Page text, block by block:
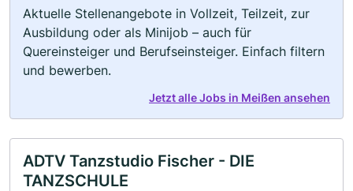
Aktuelle Stellenangebote in Vollzeit, Teilzeit, zur
Ausbildung oder als Minijob – auch für
Quereinsteiger und Berufseinsteiger. Einfach filtern
und bewerben.
Jetzt alle Jobs in Meißen ansehen
ADTV Tanzstudio Fischer - DIE
TANZSCHULE